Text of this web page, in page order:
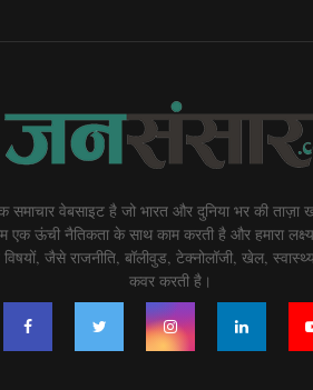
वेबसाइट है जो भारत और दुनिया भर की ताज़ा
एक ऊंची नैतिकता के साथ काम करती है और हमारा
जैसे राजनीति, बॉलीवुड, टेक्नोलॉजी, खेल,
कवर करती है।